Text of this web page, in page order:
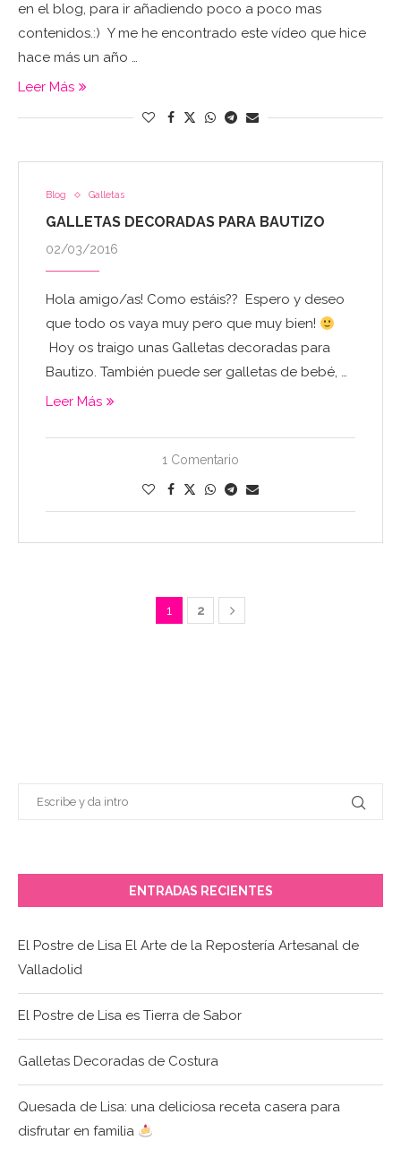
en el blog, para ir añadiendo poco a poco mas
contenidos.:) Y me he encontrado este vídeo que hice
hace más un año …
Leer Más
Blog Galletas
GALLETAS DECORADAS PARA BAUTIZO
02/03/2016
Hola amigo/as! Como estáis?? Espero y deseo
que todo os vaya muy pero que muy bien!
Hoy os traigo unas Galletas decoradas para
Bautizo. También puede ser galletas de bebé, …
Leer Más
1 Comentario
1 2
ENTRADAS RECIENTES
El Postre de Lisa El Arte de la Repostería Artesanal de
Valladolid
El Postre de Lisa es Tierra de Sabor
Galletas Decoradas de Costura
Quesada de Lisa: una deliciosa receta casera para
disfrutar en familia